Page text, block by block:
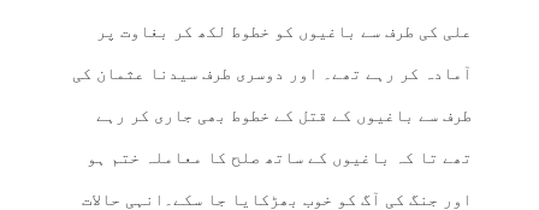
علی کی طرف سے باغیوں کو خطوط لکھ کر بغاوت پر
آمادہ کر رہے تھے۔ اور دوسری طرف سیدنا عثمان کی
طرف سے باغیوں کے قتل کے خطوط بھی جاری کر رہے
تھے تا کہ باغیوں کے ساتھ صلح کا معاملہ ختم ہو
اور جنگ کی آگ کو خوب بھڑکایا جا سکے۔انہی حالات